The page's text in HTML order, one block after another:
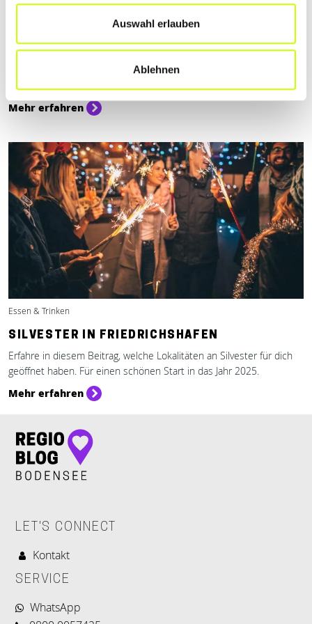
Auswahl erlauben
Ablehnen
KULINARISCHER JAHRESWECHSEL: SILVE…
Keine Sorge, wir haben für dich tolle Locations in Lindau ausfindig
gemacht, wo dir ein festliches Silvesterdinner serviert wird
Mehr erfahren
Essen & Trinken
SILVESTER IN FRIEDRICHSHAFEN
Erfahre in diesem Beitrag, welche Lokalitäten an Silvester für dich
geöffnet haben. Für einen schönen Start in das Jahr 2025.
Mehr erfahren
LET'S CONNECT
Kontakt
SERVICE
WhatsApp